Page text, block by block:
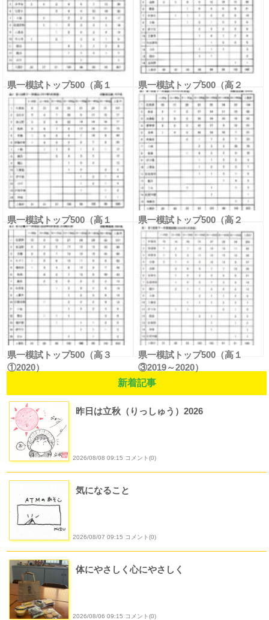
県一模試トップ500（高１
①2020）
県一模試トップ500（高２
②2020~2021）
県一模試トップ500（高１
①2021）
県一模試トップ500（高２
①2020）
県一模試トップ500（高３
①2020）
県一模試トップ500（高１
③2019～2020）
新着記事
昨日は立秋（りっしゅう）2026
2026/08/08 09:15 コメント(0)
気になること
2026/08/07 09:15 コメント(0)
体にやさしく心にやさしく
2026/08/06 09:15 コメント(0)